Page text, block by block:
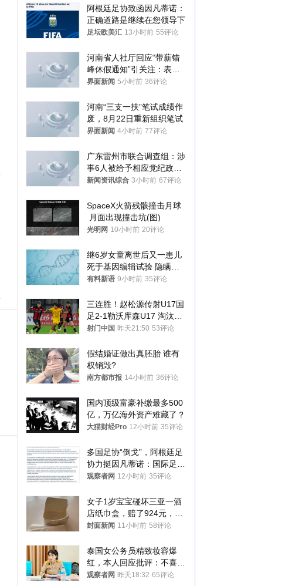
阿根廷足协致函因凡蒂诺：
正确道路是继续在您领导下
足坛欧美汇 13小时前 55评论
河南省人社厅回应“带薪错
峰休假通知”引关注：表述
不够准确，待修改后印发
界面新闻 5小时前 36评论
河南“三支一扶”笔试成绩作
废，8月22日重新组织笔试
界面新闻 4小时前 77评论
广东雷州市联合调查组：涉
事6人被给予相应党纪政务
处分和组织处理
新闻资讯综合 3小时前 67评论
SpaceX火箭残骸撞击月球
月面出现撞击坑(图)
光明网 10小时前 20评论
继6岁女童离世后又一患儿
死于基因编辑试验 隐瞒一
年才对外披露
有料新语 9小时前 35评论
三连胜！赵松源传射U17国
足2-1勒沃库森U17 淘汰赛
将战河床
射门中国 昨天21:50 53评论
假结婚证做出真胚胎 谁有
权销毁?
南方都市报 14小时前 36评论
国内顶级富豪补缴最多500
亿，万亿海外资产难藏了？
大猫财经Pro 12小时前 35评论
多国足协“倒戈”，阿根廷足
协力挺因凡蒂诺：国际足联
今后应继续在其领导下前行
观察者网 12小时前 35评论
女子1岁宝宝碰坏三亚一酒
店纸巾盒，赔了924元，发
帖吐槽后酒店退还一半的
封面新闻 11小时前 58评论
泰国女公务员精致妆容爆
红，本人回应批评：不喜欢
就别看
观察者网 昨天18:32 65评论